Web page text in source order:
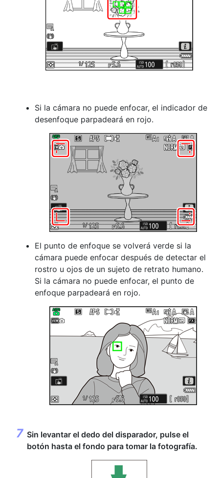
Si la cámara no puede enfocar, el indicador de
desenfoque parpadeará en rojo.
El punto de enfoque se volverá verde si la
cámara puede enfocar después de detectar el
rostro u ojos de un sujeto de retrato humano.
Si la cámara no puede enfocar, el punto de
enfoque parpadeará en rojo.
Sin levantar el dedo del disparador, pulse el
botón hasta el fondo para tomar la fotografía.